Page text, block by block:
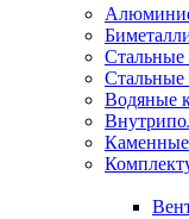
Стальные
Стальные
Водяные